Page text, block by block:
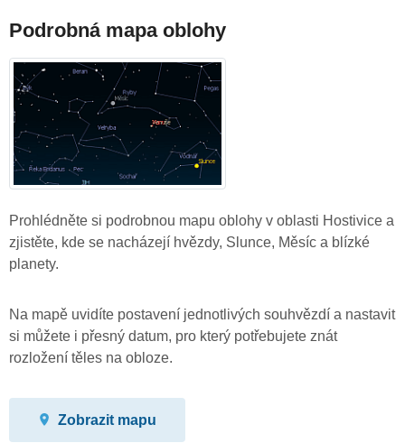
Podrobná mapa oblohy
Prohlédněte si podrobnou mapu oblohy v oblasti Hostivice a
zjistěte, kde se nacházejí hvězdy, Slunce, Měsíc a blízké
planety.
Na mapě uvidíte postavení jednotlivých souhvězdí a nastavit
si můžete i přesný datum, pro který potřebujete znát
rozložení těles na obloze.
Zobrazit mapu